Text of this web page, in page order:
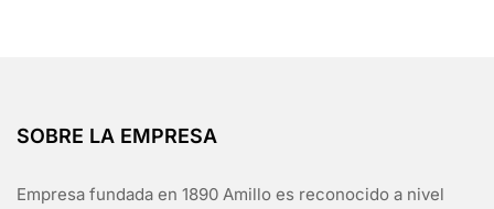
SOBRE LA EMPRESA
Empresa fundada en 1890 Amillo es reconocido a nivel